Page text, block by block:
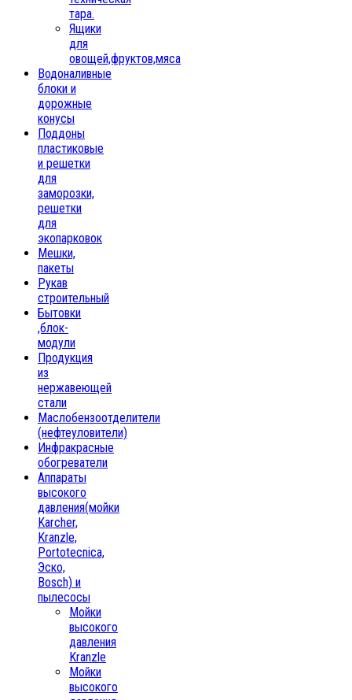
тара.
Ящики
для
овощей,фруктов,мяса
Водоналивные
блоки и
дорожные
конусы
Поддоны
пластиковые
и решетки
для
заморозки,
решетки
для
экопарковок
Мешки,
пакеты
Рукав
строительный
Бытовки
,блок-
модули
Продукция
из
нержавеющей
стали
Маслобензоотделители
(нефтеуловители)
Инфракрасные
обогреватели
Аппараты
высокого
давления(мойки
Karcher,
Kranzle,
Portotecnica,
Эско,
Bosch) и
пылесосы
Мойки
высокого
давления
Kranzle
Мойки
высокого